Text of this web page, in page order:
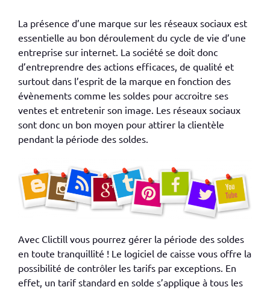
La présence d’une marque sur les réseaux sociaux est
essentielle au bon déroulement du cycle de vie d’une
entreprise sur internet. La société se doit donc
d’entreprendre des actions efficaces, de qualité et
surtout dans l’esprit de la marque en fonction des
évènements comme les soldes pour accroitre ses
ventes et entretenir son image. Les réseaux sociaux
sont donc un bon moyen pour attirer la clientèle
pendant la période des soldes.
Avec Clictill vous pourrez gérer la période des soldes
en toute tranquillité ! Le logiciel de caisse vous offre la
possibilité de contrôler les tarifs par exceptions. En
effet, un tarif standard en solde s’applique à tous les